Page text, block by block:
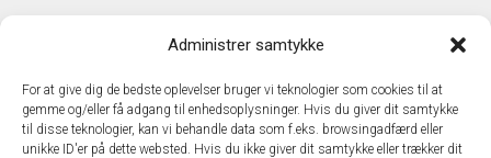
Administrer samtykke
For at give dig de bedste oplevelser bruger vi teknologier som cookies til at
gemme og/eller få adgang til enhedsoplysninger. Hvis du giver dit samtykke
til disse teknologier, kan vi behandle data som f.eks. browsingadfærd eller
unikke ID'er på dette websted. Hvis du ikke giver dit samtykke eller trækker dit
TechMedia A/S
DK - 2600 Glostrup
www.techmedia.dk
Telefon: +45 43 24 26 28